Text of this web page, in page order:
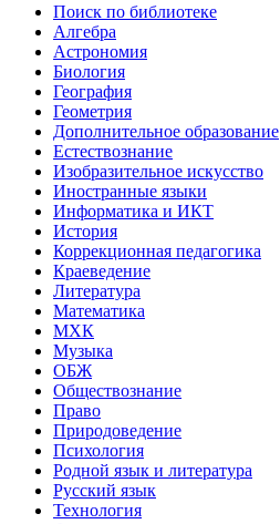
Поиск по библиотеке
Алгебра
Астрономия
Биология
География
Геометрия
Дополнительное образование
Естествознание
Изобразительное искусство
Иностранные языки
Информатика и ИКТ
История
Коррекционная педагогика
Краеведение
Литература
Математика
МХК
Музыка
ОБЖ
Обществознание
Право
Природоведение
Психология
Родной язык и литература
Русский язык
Технология